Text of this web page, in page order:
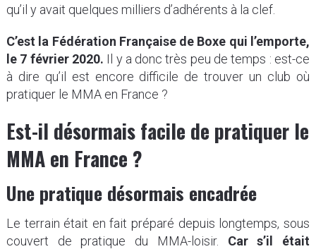
qu’il y avait quelques milliers d’adhérents à la clef.
C’est la Fédération Française de Boxe qui l’emporte,
le 7 février 2020. Il y a donc très peu de temps : est-ce
à dire qu’il est encore difficile de trouver un club où
pratiquer le MMA en France ?
Est-il désormais facile de pratiquer le
MMA en France ?
Une pratique désormais encadrée
Le terrain était en fait préparé depuis longtemps, sous
couvert de pratique du MMA-loisir. Car s’il était